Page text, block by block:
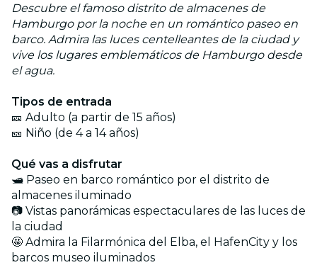
Descubre el famoso distrito de almacenes de
Hamburgo por la noche en un romántico paseo en
barco. Admira las luces centelleantes de la ciudad y
vive los lugares emblemáticos de Hamburgo desde
el agua.
Tipos de entrada
🎫 Adulto (a partir de 15 años)
🎫 Niño (de 4 a 14 años)
Qué vas a disfrutar
🛥️ Paseo en barco romántico por el distrito de
almacenes iluminado
📷 Vistas panorámicas espectaculares de las luces de
la ciudad
🤩 Admira la Filarmónica del Elba, el HafenCity y los
barcos museo iluminados